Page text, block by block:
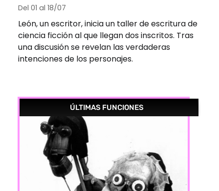
Del 01 al 18/07
León, un escritor, inicia un taller de escritura de
ciencia ficción al que llegan dos inscritos. Tras
una discusión se revelan las verdaderas
intenciones de los personajes.
ÚLTIMAS FUNCIONES